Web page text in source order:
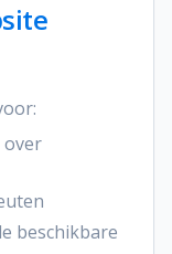
over
beschikbare